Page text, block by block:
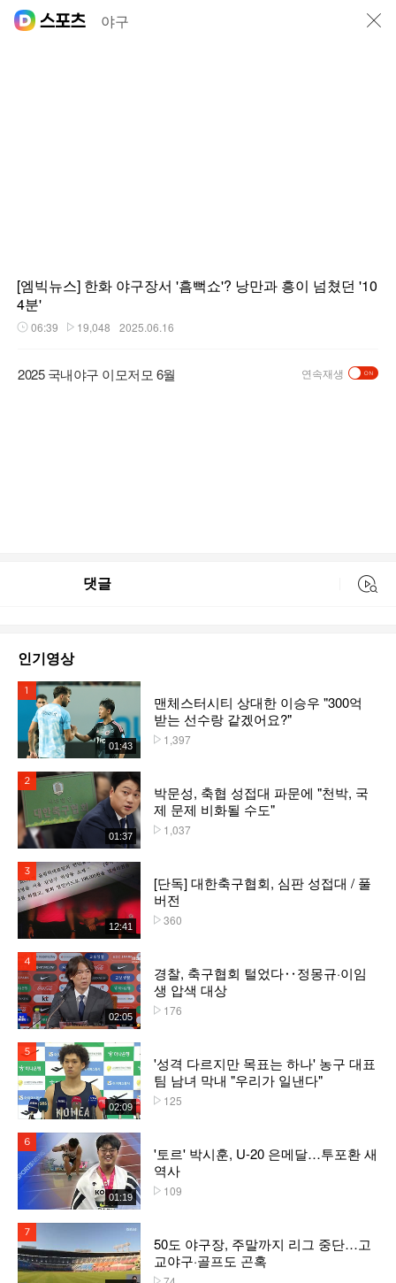
야구
[엠빅뉴스] 한화 야구장서 '흠뻑쇼'? 낭만과 흥이 넘쳤던 '10
4분'
06:39 19,048 2025.06.16
2025 국내야구 이모저모 6월 연속재생
댓글
인기영상
01:43
맨체스터시티 상대한 이승우 "300억
받는 선수랑 같겠어요?"
1,397
01:37
박문성, 축협 성접대 파문에 "천박, 국
제 문제 비화될 수도"
1,037
12:41
[단독] 대한축구협회, 심판 성접대 / 풀
버전
360
02:05
경찰, 축구협회 털었다‥정몽규·이임
생 압색 대상
176
02:09
'성격 다르지만 목표는 하나' 농구 대표
팀 남녀 막내 "우리가 일낸다"
125
01:19
'토르' 박시훈, U-20 은메달…투포환 새
역사
109
50도 야구장, 주말까지 리그 중단…고
교야구·골프도 곤혹